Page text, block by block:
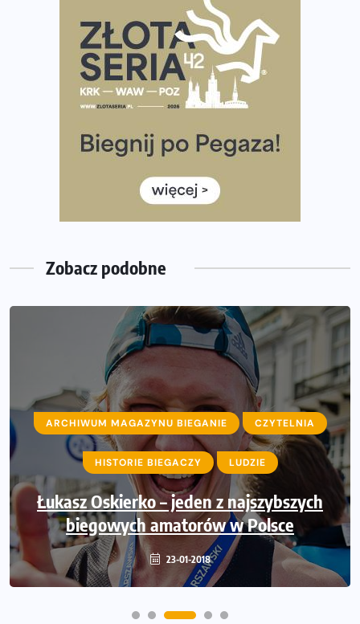
Ostatnie wolne miejsca na jubileuszowy Bieg
Fabrykanta. Organizatorzy odkrywają trasę dzień po
Złota Seria 42 rośnie. Coraz więcej maratończyków
Praska 5k Run gospodarzem Mistrzostw Polski
Największy Bieg Powstania Warszawskiego w historii.
Zobacz podobne
ARCHIWUM MAGAZYNU BIEGANIE CZYTELNIA
HISTORIE BIEGACZY LUDZIE
Łukasz Oskierko – jeden z najszybszych
biegowych amatorów w Polsce
23-01-2018
ARCHIWUM MAGAZYNU BIEGANIE CZYTELNIA
Biegowy Nowy Rok? Rozpocznij
prenumeratę Miesięcznika BIEGANIE!
05-01-2018